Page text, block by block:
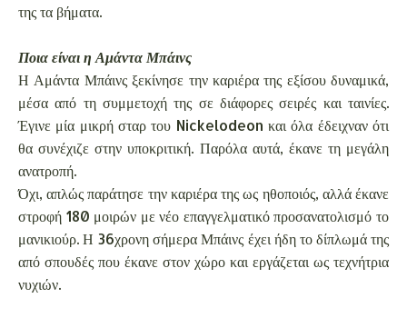
της τα βήματα.
Ποια είναι η Αμάντα Μπάινς
Η Αμάντα Μπάινς ξεκίνησε την καριέρα της εξίσου δυναμικά,
μέσα από τη συμμετοχή της σε διάφορες σειρές και ταινίες.
Έγινε μία μικρή σταρ του Nickelodeon και όλα έδειχναν ότι
θα συνέχιζε στην υποκριτική. Παρόλα αυτά, έκανε τη μεγάλη
ανατροπή.
Όχι, απλώς παράτησε την καριέρα της ως ηθοποιός, αλλά έκανε
στροφή 180 μοιρών με νέο επαγγελματικό προσανατολισμό το
μανικιούρ. Η 36χρονη σήμερα Μπάινς έχει ήδη το δίπλωμά της
από σπουδές που έκανε στον χώρο και εργάζεται ως τεχνήτρια
νυχιών.